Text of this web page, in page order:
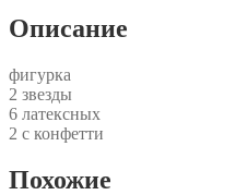
Описание
фигурка
2 звезды
6 латексных
2 с конфетти
Похожие